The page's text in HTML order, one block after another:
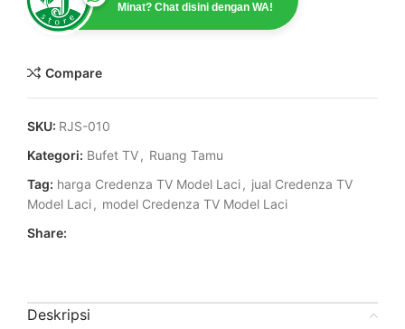
Minat? Chat disini dengan WA!
Compare
SKU: RJS-010
Kategori: Bufet TV, Ruang Tamu
Tag: harga Credenza TV Model Laci, jual Credenza TV
Model Laci, model Credenza TV Model Laci
Share:
Deskripsi